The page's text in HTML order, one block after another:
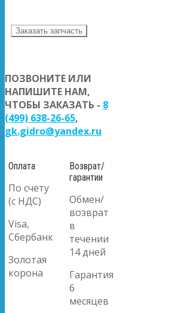
Заказать запчасть
ПОЗВОНИТЕ ИЛИ
НАПИШИТЕ НАМ,
ЧТОБЫ ЗАКАЗАТЬ - 8
(499) 638-26-65,
gk.gidro@yandex.ru
Оплата
По счету
(с НДС)
Visa,
Сбербанк
Золотая
корона
Возврат/
гарантии
Обмен/
возврат
в
течении
14 дней
Гарантия
6
месяцев